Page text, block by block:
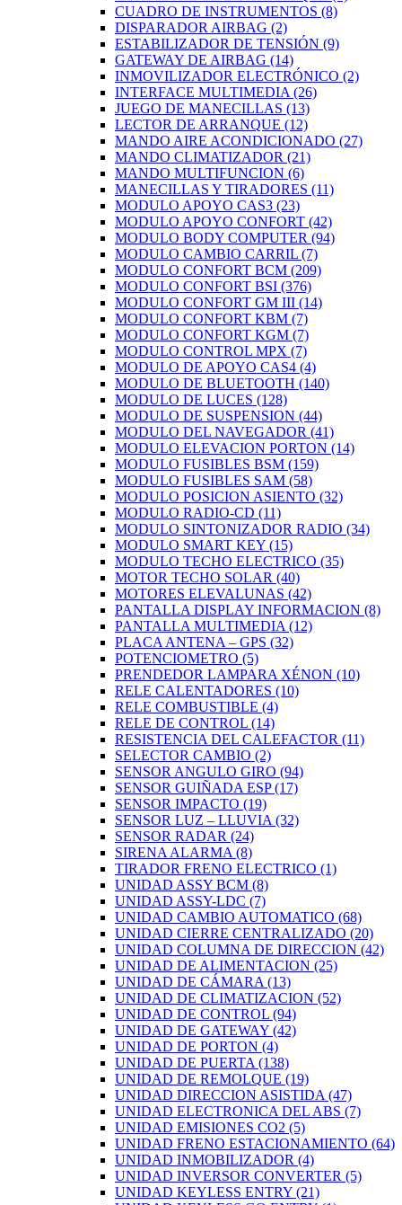
CUADRO DE INSTRUMENTOS (8)
DISPARADOR AIRBAG (2)
ESTABILIZADOR DE TENSIÓN (9)
GATEWAY DE AIRBAG (14)
INMOVILIZADOR ELECTRÓNICO (2)
INTERFACE MULTIMEDIA (26)
JUEGO DE MANECILLAS (13)
LECTOR DE ARRANQUE (12)
MANDO AIRE ACONDICIONADO (27)
MANDO CLIMATIZADOR (21)
MANDO MULTIFUNCION (6)
MANECILLAS Y TIRADORES (11)
MODULO APOYO CAS3 (23)
MODULO APOYO CONFORT (42)
MODULO BODY COMPUTER (94)
MODULO CAMBIO CARRIL (7)
MODULO CONFORT BCM (209)
MODULO CONFORT BSI (376)
MODULO CONFORT GM III (14)
MODULO CONFORT KBM (7)
MODULO CONFORT KGM (7)
MODULO CONTROL MPX (7)
MODULO DE APOYO CAS4 (4)
MODULO DE BLUETOOTH (140)
MODULO DE LUCES (128)
MODULO DE SUSPENSION (44)
MODULO DEL NAVEGADOR (41)
MODULO ELEVACION PORTON (14)
MODULO FUSIBLES BSM (159)
MODULO FUSIBLES SAM (58)
MODULO POSICION ASIENTO (32)
MODULO RADIO-CD (11)
MODULO SINTONIZADOR RADIO (34)
MODULO SMART KEY (15)
MODULO TECHO ELECTRICO (35)
MOTOR TECHO SOLAR (40)
MOTORES ELEVALUNAS (42)
PANTALLA DISPLAY INFORMACION (8)
PANTALLA MULTIMEDIA (12)
PLACA ANTENA – GPS (32)
POTENCIOMETRO (5)
PRENDEDOR LAMPARA XÉNON (10)
RELE CALENTADORES (10)
RELE COMBUSTIBLE (4)
RELE DE CONTROL (14)
RESISTENCIA DEL CALEFACTOR (11)
SELECTOR CAMBIO (2)
SENSOR ANGULO GIRO (94)
SENSOR GUIÑADA ESP(17)
SENSOR IMPACTO (19)
SENSOR LUZ – LLUVIA (32)
SENSOR RADAR (24)
SIRENA ALARMA (8)
TIRADOR FRENO ELECTRICO (1)
UNIDAD ASSY BCM (8)
UNIDAD ASSY-LDC (7)
UNIDAD CAMBIO AUTOMATICO (68)
UNIDAD CIERRE CENTRALIZADO (20)
UNIDAD COLUMNA DE DIRECCION (42)
UNIDAD DE ALIMENTACION (25)
UNIDAD DE CÁMARA (13)
UNIDAD DE CLIMATIZACION (52)
UNIDAD DE CONTROL (94)
UNIDAD DE GATEWAY (42)
UNIDAD DE PORTON (4)
UNIDAD DE PUERTA (138)
UNIDAD DE REMOLQUE (19)
UNIDAD DIRECCION ASISTIDA (47)
UNIDAD ELECTRONICA DEL ABS (7)
UNIDAD EMISIONES CO2 (5)
UNIDAD FRENO ESTACIONAMIENTO (64)
UNIDAD INMOBILIZADOR (4)
UNIDAD INVERSOR CONVERTER (5)
UNIDAD KEYLESS ENTRY (21)